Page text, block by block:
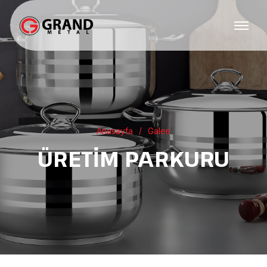
Anasayfa Galeri
ÜRETIM PARKURU